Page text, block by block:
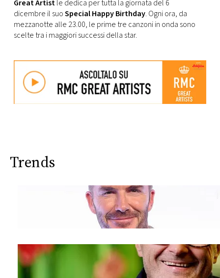
Great Artistle dedica per tutta la giornata del 6
dicembre il suoSpecial Happy Birthday. Ogni ora, da
mezzanotte alle 23.00, le prime tre canzoni in onda sono
scelte tra i maggiori successi della star.
Trends